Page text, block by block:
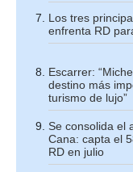
Los tres
enfrenta RD
Escarrer:
destino más
turismo de lujo”
Se consolida el
Cana: capta el
RD en julio